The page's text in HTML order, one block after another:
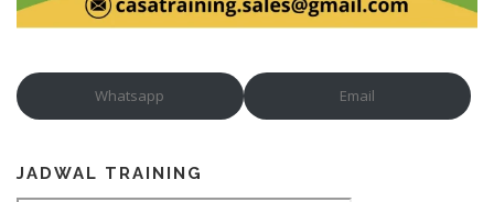
Whatsapp Email
JADWAL TRAINING